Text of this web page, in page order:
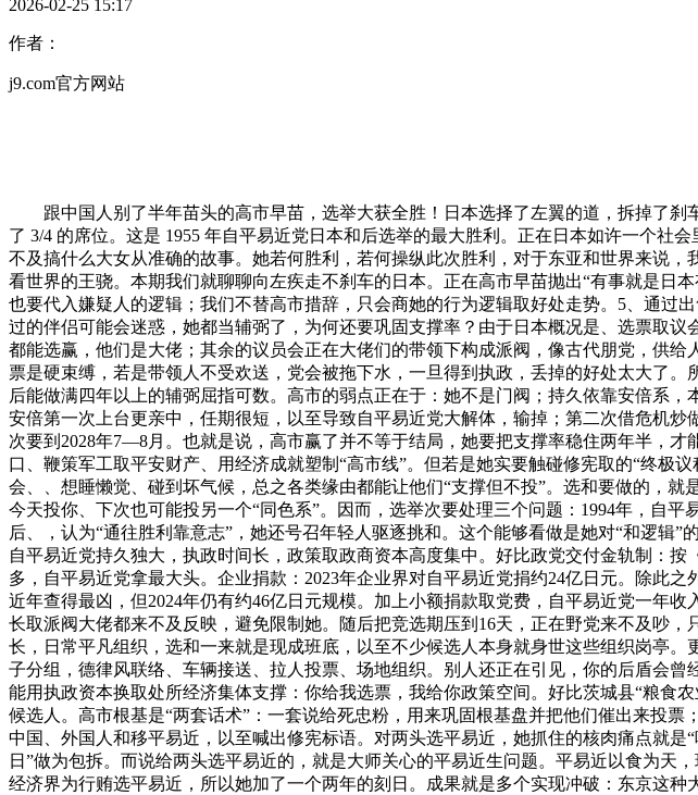
2026-02-25 15:17
作者：
j9.com官方网站
跟中国人别了半年苗头的高市早苗，选举大获全胜！日本选择了左翼的道，拆掉了刹
了 3/4 的席位。这是 1955 年自平易近党日本和后选举的最大胜利。正在日本如许一个
不及搞什么大女从准确的故事。她若何胜利，若何操纵此次胜利，对于东亚和世界来说
看世界的王骁。本期我们就聊聊向左疾走不刹车的日本。正在高市早苗抛出“有事就是日
也要代入嫌疑人的逻辑；我们不替高市措辞，只会商她的行为逻辑取好处走势。5、通
过的伴侣可能会迷惑，她都当辅弼了，为何还要巩固支撑率？由于日本概况是、选票取
都能选赢，他们是大佬；其余的议员会正在大佬们的带领下构成派阀，像古代朋党，供
票是硬束缚，若是带领人不受欢送，党会被拖下水，一旦得到执政，丢掉的好处太大了
后能做满四年以上的辅弼屈指可数。高市的弱点正在于：她不是门阀；持久依靠安倍系
安倍第一次上台更亲中，任期很短，以至导致自平易近党大解体，输掉；第二次借危机
次要到2028年7—8月。也就是说，高市赢了并不等于结局，她要把支撑率稳住两年半，
口、鞭策军工取平安财产、用经济成就塑制“高市线”。但若是她实要触碰修宪取的“终极
会、、想睡懒觉、碰到坏气候，总之各类缘由都能让他们“支撑但不投”。选和要做的，
今天投你、下次也可能投另一个“同色系”。因而，选举次要处理三个问题：1994年，自
后、，认为“通往胜利靠意志”，她还号召年轻人驱逐挑和。这个能够看做是她对“和逻辑
自平易近党持久独大，执政时间长，政策取政商资本高度集中。好比政党交付金轨制：
多，自平易近党拿最大头。企业捐款：2023年企业界对自平易近党捐约24亿日元。除此
近年查得最凶，但2024年仍有约46亿日元规模。加上小额捐款取党费，自平易近党一年
长取派阀大佬都来不及反映，避免限制她。随后把竞选期压到16天，正在野党来不及吵
长，日常平凡组织，选和一来就是现成班底，以至不少候选人本身就身世这些组织岗亭
子分组，德律风联络、车辆接送、拉人投票、场地组织。别人还正在引见，你的后盾会
能用执政资本换取处所经济集体支撑：你给我选票，我给你政策空间。好比茨城县“粮
候选人。高市根基是“两套话术”：一套说给死忠粉，用来巩固根基盘并把他们催出来投
中国、外国人和移平易近，以至喊出修宪标语。对两头选平易近，她抓住的核肉痛点就
日”做为包拆。而说给两头选平易近的，就是大师关心的平易近生问题。平易近以食为天
经济界为行贿选平易近，所以她加了一个两年的刻日。成果就是多个实现冲破：东京这